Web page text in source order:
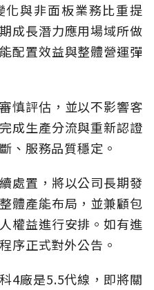
與非面板業務比重提
成長潛力應用場域所做
配置效益與整體營運彈
慎評估，並以不影響客
成生產分流與重新認證
、服務品質穩定。
處置，將以公司長期發
體產能布局，並兼顧包
權益進行安排。如有進
序正式對外公告。
4廠是5.5代線，即將關